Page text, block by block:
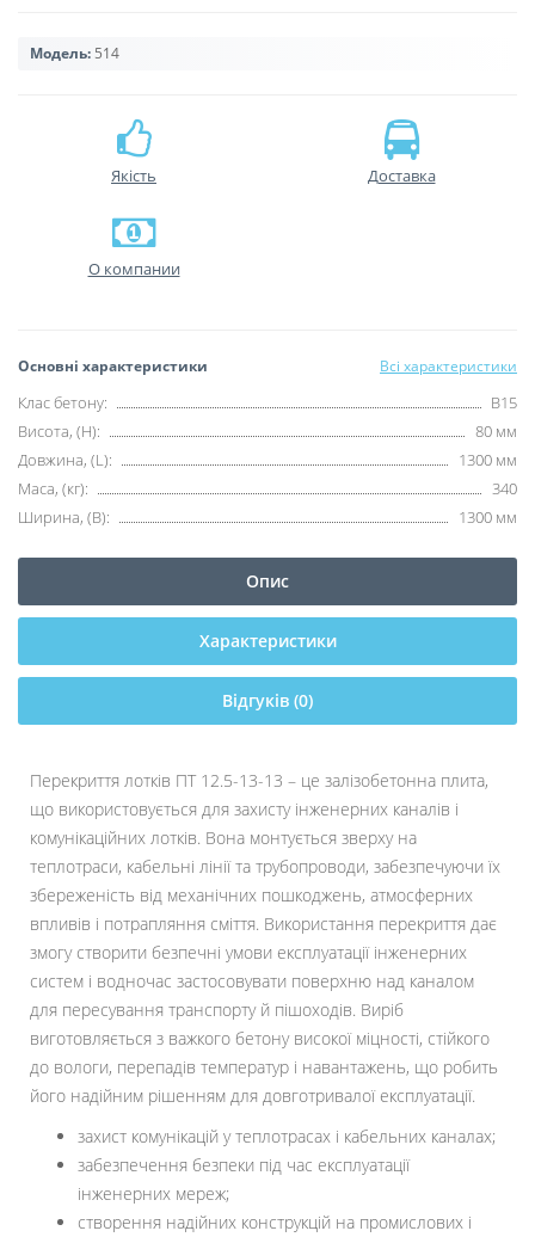
Модель: 514
Якість Доставка
О компании
Основні характеристики Всі характеристики
Клас бетону:
B15
Висота, (H):
80 мм
Довжина, (L):
1300 мм
Маса, (кг):
340
Ширина, (B):
1300 мм
Опис
Характеристики
Відгуків (0)
Перекриття лотків ПТ 12.5-13-13 – це залізобетонна плита,
що використовується для захисту інженерних каналів і
комунікаційних лотків. Вона монтується зверху на
теплотраси, кабельні лінії та трубопроводи, забезпечуючи їх
збереженість від механічних пошкоджень, атмосферних
впливів і потрапляння сміття. Використання перекриття дає
змогу створити безпечні умови експлуатації інженерних
систем і водночас застосовувати поверхню над каналом
для пересування транспорту й пішоходів. Виріб
виготовляється з важкого бетону високої міцності, стійкого
до вологи, перепадів температур і навантажень, що робить
його надійним рішенням для довготривалої експлуатації.
захист комунікацій у теплотрасах і кабельних каналах;
забезпечення безпеки під час експлуатації
інженерних мереж;
створення надійних конструкцій на промислових і